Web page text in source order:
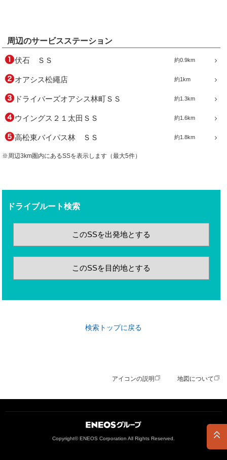
周辺のサービスステーション
約0.9km
伏石 ＳＳ
約1km
オアシス松繩店
約1.3km
ドライバーズオアシス林町ＳＳ
約1.6km
ウイングス２１太田ＳＳ
約1.8km
高松東バイパス林 ＳＳ
※周辺3km圏内にあるSSを表示します（最大5件）
ドライブルート検索
このSSを出発地とする
このSSを目的地とする
検索トップに戻る
アイコンの説明 地図について
Copyright© ENEOS Corporation All Rights Reserved.